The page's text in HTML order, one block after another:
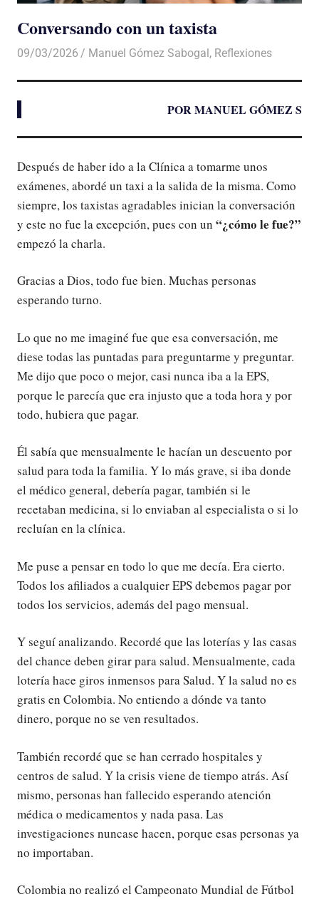
Conversando con un taxista
09/03/2026 De todo un Poco
Manuel Gómez Sabogal, Reflexiones
POR MANUEL GÓMEZ S
Después de haber ido a la Clínica a tomarme unos
exámenes, abordé un taxi a la salida de la misma. Como
siempre, los taxistas agradables inician la conversación
y este no fue la excepción, pues con un “¿cómo le fue?”
empezó la charla.
Gracias a Dios, todo fue bien. Muchas personas
esperando turno.
Lo que no me imaginé fue que esa conversación, me
diese todas las puntadas para preguntarme y preguntar.
Me dijo que poco o mejor, casi nunca iba a la EPS,
porque le parecía que era injusto que a toda hora y por
todo, hubiera que pagar.
Él sabía que mensualmente le hacían un descuento por
salud para toda la familia. Y lo más grave, si iba donde
el médico general, debería pagar, también si le
recetaban medicina, si lo enviaban al especialista o si lo
recluían en la clínica.
Me puse a pensar en todo lo que me decía. Era cierto.
Todos los afiliados a cualquier EPS debemos pagar por
todos los servicios, además del pago mensual.
Y seguí analizando. Recordé que las loterías y las casas
del chance deben girar para salud. Mensualmente, cada
lotería hace giros inmensos para Salud. Y la salud no es
gratis en Colombia. No entiendo a dónde va tanto
dinero, porque no se ven resultados.
También recordé que se han cerrado hospitales y
centros de salud. Y la crisis viene de tiempo atrás. Así
mismo, personas han fallecido esperando atención
médica o medicamentos y nada pasa. Las
investigaciones nuncase hacen, porque esas personas ya
no importaban.
Colombia no realizó el Campeonato Mundial de Fútbol